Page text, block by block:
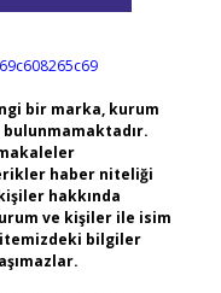
bir marka, kurum
bulunmamaktadır.
haber niteliği
hakkında
ve kişiler ile isim
bilgiler